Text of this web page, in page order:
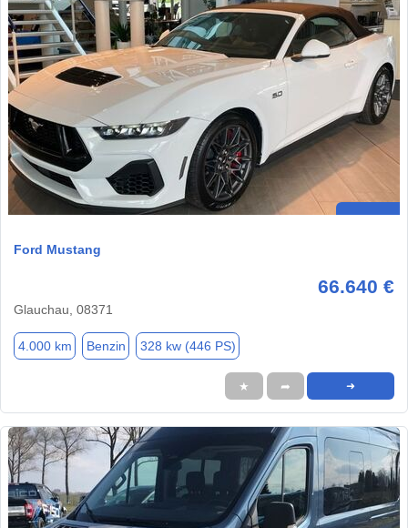
Ford Mustang
66.640 €
Glauchau, 08371
4.000 km Benzin 328 kw (446 PS)
★ ➦ ➜